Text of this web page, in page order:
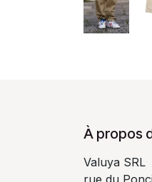
À propos
Valuya SRL
rue du